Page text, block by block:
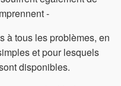
-
à tous les problèmes, en
et pour lesquels
disponibles.